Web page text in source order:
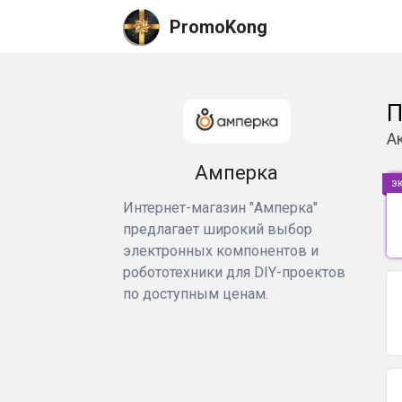
PromoKong
Амперка
Интернет-магазин "Амперка"
предлагает широкий выбор
электронных компонентов и
робототехники для DIY-проектов
по доступным ценам.